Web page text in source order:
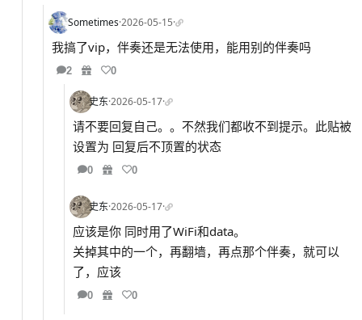
Sometimes·2026-05-15·
我搞了vip，伴奏还是无法使用，能用别的伴奏吗
2 0
史东·2026-05-17·
请不要回复自己。。不然我们都收不到提示。此贴被
设置为 回复后不顶置的状态
0 0
史东·2026-05-17·
应该是你 同时用了WiFi和data。
关掉其中的一个，再翻墙，再点那个伴奏，就可以
了，应该
0 0